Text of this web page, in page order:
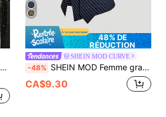
48% DE
RÉDUCTION
SHEIN MOD CURVE
-48% SHEIN MOD Femme grande taille Top court à col ras-du-cou rayé noir et blanc, Top à col rayé, dos fendu, col ras-du-cou serré, Style été, Été, Occidental, Vacances, Style Old Money, Remise de diplômes, Décontracté chic, Bureau, Travail, Rave, Top femme d'affaires
CA$9.30